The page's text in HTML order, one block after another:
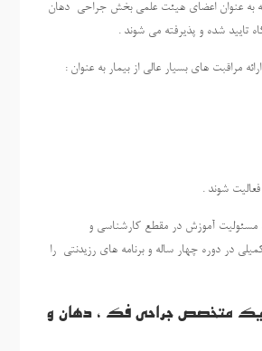
به عنوان اعضای هیئت علمی بخش جراحی دهان
تایید شده و پذیرفته می شوند .
مراقبت های بسیار عالی از بیمار به عنوان :
شوند .
مسئولیت آموزش در مقطع کارشناسی و
در دوره چهار ساله و برنامه های رزیدنتی را
یک متخصص جراحی فک ، دهان و